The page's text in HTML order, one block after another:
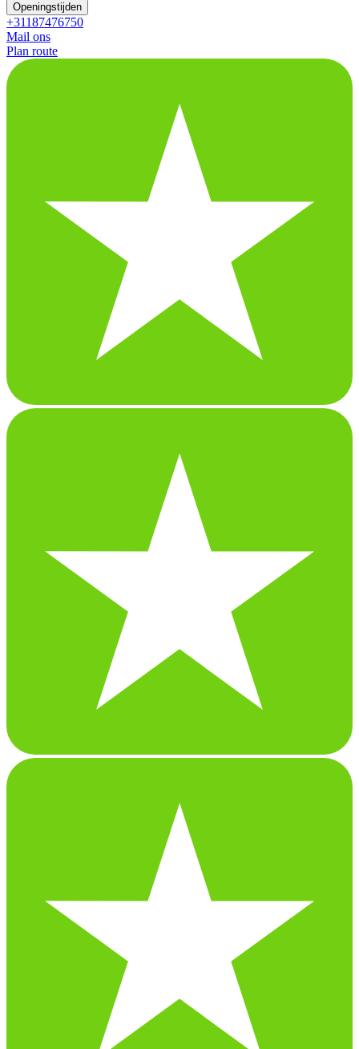
Openingstijden
+31187476750
Mail ons
Plan route